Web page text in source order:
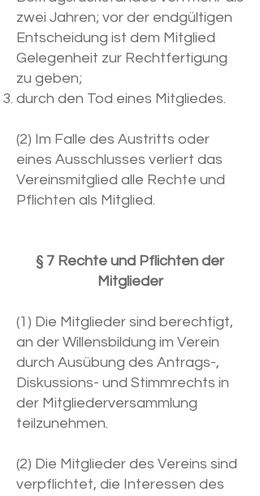
zwei Jahren; vor der endgültigen
Entscheidung ist dem Mitglied
Gelegenheit zur Rechtfertigung
zu geben;
durch den Tod eines Mitgliedes.
(2) Im Falle des Austritts oder
eines Ausschlusses verliert das
Vereinsmitglied alle Rechte und
Pflichten als Mitglied.
§ 7 Rechte und Pflichten der
Mitglieder
(1) Die Mitglieder sind berechtigt,
an der Willensbildung im Verein
durch Ausübung des Antrags-,
Diskussions- und Stimmrechts in
der Mitgliederversammlung
teilzunehmen.
(2) Die Mitglieder des Vereins sind
verpflichtet, die Interessen des